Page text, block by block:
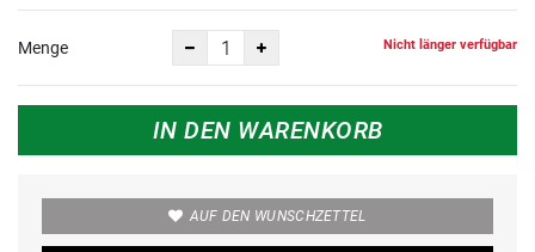
Menge Nicht länger verfügbar
IN DEN WARENKORB
AUF DEN WUNSCHZETTEL